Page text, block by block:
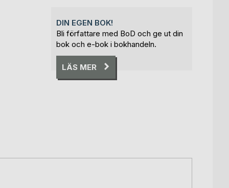
DIN EGEN BOK!
Bli författare med BoD och ge ut din
bok och e-bok i bokhandeln.
LÄS MER